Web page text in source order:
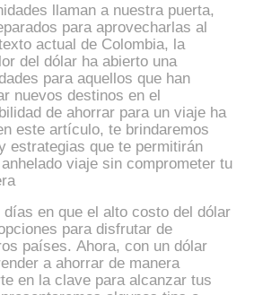
llaman a nuestra puerta,
para aprovecharlas al
actual de Colombia, la
del dólar ha abierto una
para aquellos que han
nuevos destinos en el
de ahorrar para un viaje ha
este artículo, te brindaremos
estrategias que te permitirán
viaje sin comprometer tu
en que el alto costo del dólar
para disfrutar de
países. Ahora, con un dólar
a ahorrar de manera
en la clave para alcanzar tus